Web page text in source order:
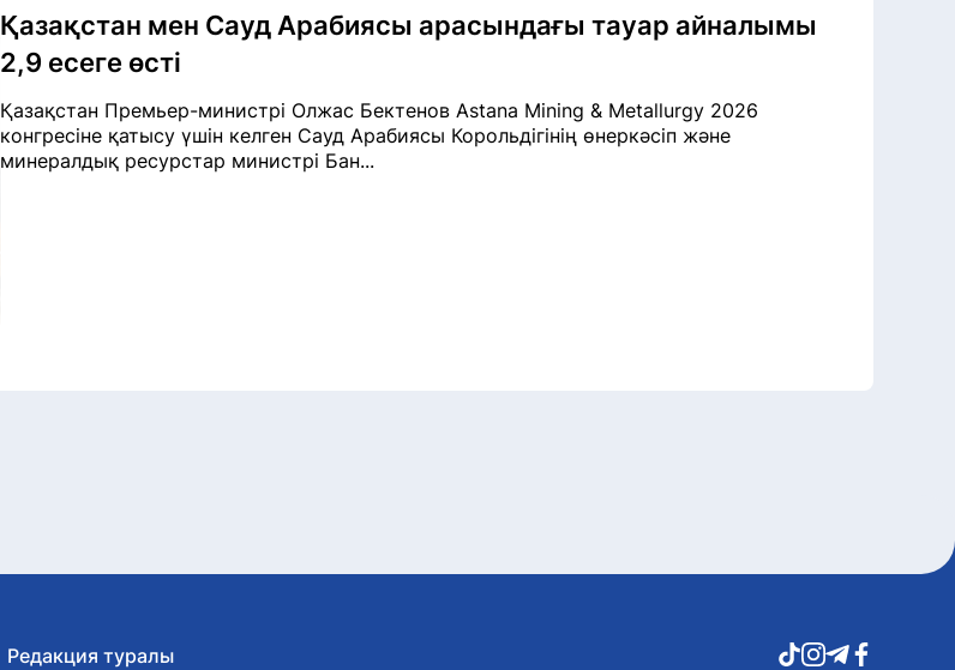
Қазақстан мен Сауд Арабиясы арасындағы тауар айналымы
2,9 есеге өсті
Қазақстан Премьер-министрі Олжас Бектенов Astana Mining & Metallurgy 2026
конгресіне қатысу үшін келген Сауд Арабиясы Корольдігінің өнеркәсіп және
минералдық ресурстар министрі Бан...
Редакция туралы